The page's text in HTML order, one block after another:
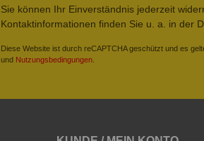
Sie können Ihr Einverständnis jederzeit
Kontaktinformationen finden Sie u. a. in der
Diese Website ist durch reCAPTCHA geschützt und es
und Nutzungsbedingungen